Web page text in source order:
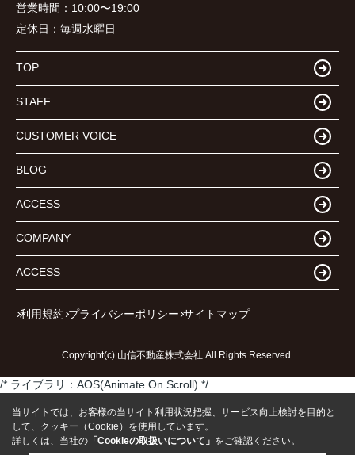
営業時間： 10:00〜19:00
定休日： 毎週水曜日
TOP
STAFF
CUSTOMER VOICE
BLOG
ACCESS
COMPANY
ACCESS
利用規約 プライバシーポリシー サイトマップ
Copyright(c) 山信不動産株式会社 All Rights Reserved.
/* ライブラリ：AOS(Animate On Scroll) */
当サイトでは、お客様の当サイト利用状況把握、サービス向上検討を目的と
して、クッキー（Cookie）を使用しています。
詳しくは、当社の 「Cookieの取扱いについて」 をご確認ください。